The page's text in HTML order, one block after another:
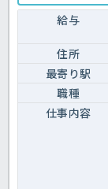
う方も安心して始
お資格や経験に
年間115日取得す
オフのついたメ
方は、お気軽に
介護業務全般で
給与
住所
最寄り駅
職種
仕事内容